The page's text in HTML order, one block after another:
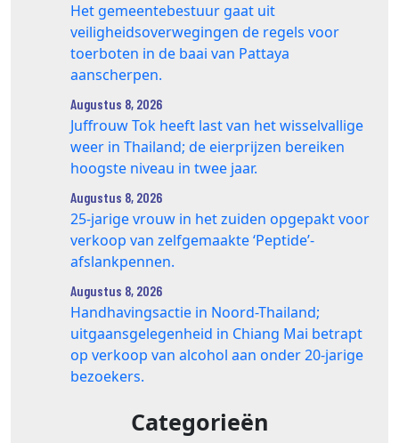
Het gemeentebestuur gaat uit
veiligheidsoverwegingen de regels voor
toerboten in de baai van Pattaya
aanscherpen.
Augustus 8, 2026
Juffrouw Tok heeft last van het wisselvallige
weer in Thailand; de eierprijzen bereiken
hoogste niveau in twee jaar.
Augustus 8, 2026
25‑jarige vrouw in het zuiden opgepakt voor
verkoop van zelfgemaakte ‘Peptide’-
afslankpennen.
Augustus 8, 2026
Handhavingsactie in Noord-Thailand;
uitgaansgelegenheid in Chiang Mai betrapt
op verkoop van alcohol aan onder 20-jarige
bezoekers.
Categorieën